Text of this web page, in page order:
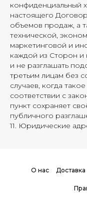
конфиденциальный
настоящего
объемов продаж, а
технической,
маркетинговой и
каждой из Сторон и
и не разглашать
третьим лицам без
случаев, когда
соответствии с
пункт сохраняет
публичного
11. Юридические
О нас Доставка